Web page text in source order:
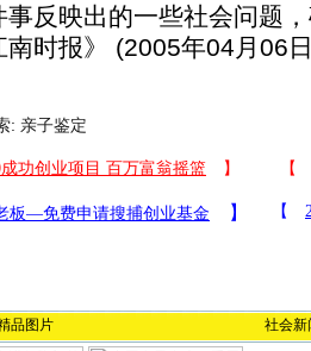
事反映出的一些社会问题
报》 (2005年04月06
: 亲子鉴定
品图片 社会新